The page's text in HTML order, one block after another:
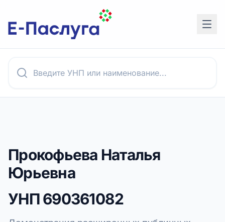
Прокофьева Наталья
Юрьевна
УНП690361082